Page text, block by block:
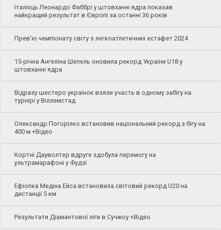
Італієць Леонардо Фаббрі у штовханні ядра показав
найкращий результат в Європі за останні 36 років
Прев'ю чемпіонату світу з легкоатлетичних естафет 2024
15-річна Ангеліна Шепель оновила рекорд України U18 у
штовханні ядра
Відразу шестеро українок взяли участь в одному забігу на
турнірі у Віллемстад
Олександр Погорілко встановив національний рекорд з бігу на
400 м +Відео
Кортні Дауволтер вдруге здобула перемогу на
ультрамарафоні у Фудзі
Ефіопка Медіна Ейса встановила світовий рекорд U20 на
дистанції 5 км
Результати Діамантової ліги в Сучжоу +Відео